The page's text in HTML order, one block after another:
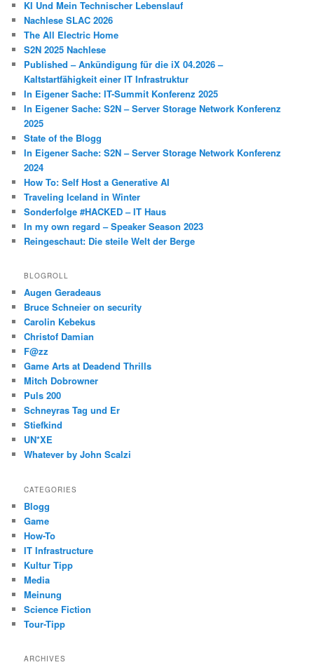
KI Und Mein Technischer Lebenslauf
Nachlese SLAC 2026
The All Electric Home
S2N 2025 Nachlese
Published – Ankündigung für die iX 04.2026 –
Kaltstartfähigkeit einer IT Infrastruktur
In Eigener Sache: IT-Summit Konferenz 2025
In Eigener Sache: S2N – Server Storage Network Konferenz
2025
State of the Blogg
In Eigener Sache: S2N – Server Storage Network Konferenz
2024
How To: Self Host a Generative AI
Traveling Iceland in Winter
Sonderfolge #HACKED – IT Haus
In my own regard – Speaker Season 2023
Reingeschaut: Die steile Welt der Berge
BLOGROLL
Augen Geradeaus
Bruce Schneier on security
Carolin Kebekus
Christof Damian
F@zz
Game Arts at Deadend Thrills
Mitch Dobrowner
Puls 200
Schneyras Tag und Er
Stiefkind
UN*XE
Whatever by John Scalzi
CATEGORIES
Blogg
Game
How-To
IT Infrastructure
Kultur Tipp
Media
Meinung
Science Fiction
Tour-Tipp
ARCHIVES